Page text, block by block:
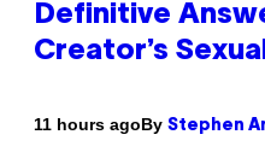
Definitive
Creator’s
11 hours agoBy Stephen